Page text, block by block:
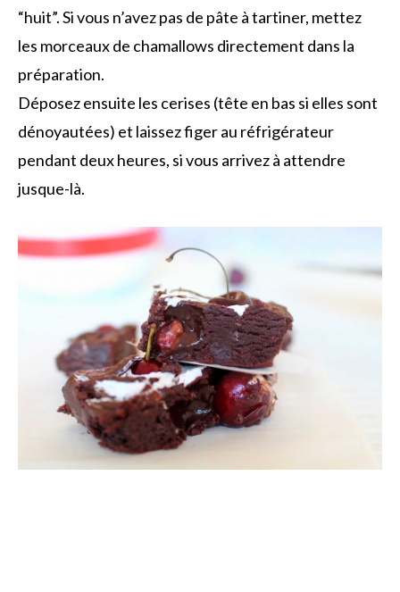
“huit”. Si vous n’avez pas de pâte à tartiner, mettez
les morceaux de chamallows directement dans la
préparation.
Déposez ensuite les cerises (tête en bas si elles sont
dénoyautées) et laissez figer au réfrigérateur
pendant deux heures, si vous arrivez à attendre
jusque-là.